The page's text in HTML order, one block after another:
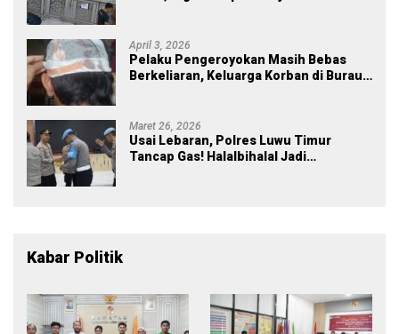
April 3, 2026
Pelaku Pengeroyokan Masih Bebas
Berkeliaran, Keluarga Korban di Burau
Maret 26, 2026
Usai Lebaran, Polres Luwu Timur
Tancap Gas! Halalbihalal Jadi
Kabar Politik